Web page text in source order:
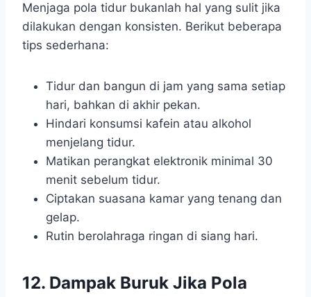
Menjaga pola tidur bukanlah hal yang sulit jika
dilakukan dengan konsisten. Berikut beberapa
tips sederhana:
Tidur dan bangun di jam yang sama setiap
hari, bahkan di akhir pekan.
Hindari konsumsi kafein atau alkohol
menjelang tidur.
Matikan perangkat elektronik minimal 30
menit sebelum tidur.
Ciptakan suasana kamar yang tenang dan
gelap.
Rutin berolahraga ringan di siang hari.
12. Dampak Buruk Jika Pola